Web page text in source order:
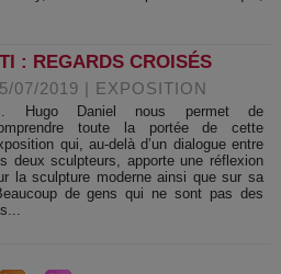
: REGARDS CROISÉS
07/2019 | EXPOSITION
Hugo Daniel nous permet de
toute la portée de cette
qui, au-delà d’un dialogue entre
deux sculpteurs, apporte une réflexion
la sculpture moderne ainsi que sur sa
de gens qui ne sont pas des